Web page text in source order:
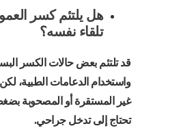
هل يلتئم كسر
تلقاء نفسه؟
قد تلتئم بعض حالات الكسر
واستخدام الدعامات الطبية،
غير المستقرة أو المصحوبة
تحتاج إلى تدخل جراحي.